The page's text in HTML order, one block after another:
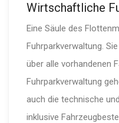
Wirtschaftliche
Eine Säule des
Fuhrparkverwaltung.
über alle vorhandenen
Fuhrparkverwaltung
auch die technische
inklusive